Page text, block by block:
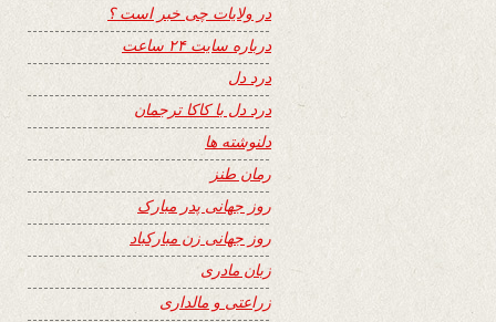
در ولایات چی خبر است ؟
درباره سایت ۲۴ ساعت
درد دل
درد دل با کاکا ترجمان
دلنوشته ها
رمان طنز
روز جهانی پدر مبارک
روز جهانی زن مبارکباد
زبان مادری
زراعتی و مالداری